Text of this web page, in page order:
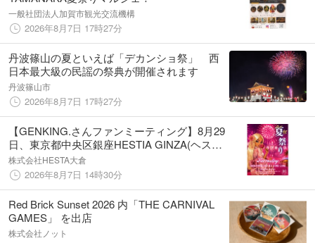
一般社団法人加賀市観光交流機構
2026年8月7日 17時27分
丹波篠山の夏といえば「デカンショ祭」 西
日本最大級の民謡の祭典が開催されます
丹波篠山市
2026年8月7日 17時27分
【GENKING.さんファンミーティング】8月29
日、東京都中央区銀座HESTIA GINZA(ヘステ
ィアギンザ)にて開催！
株式会社HESTA大倉
2026年8月7日 14時30分
Red Brick Sunset 2026 内「THE CARNIVAL
GAMES」 を出店
株式会社ノット